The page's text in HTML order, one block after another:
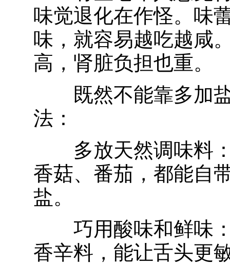
味觉退化在作怪。味
味，就容易越吃越咸
高，肾脏负担也重。
既然不能靠多加
法：
多放天然调味料
香菇、番茄，都能自
盐。
巧用酸味和鲜味
香辛料，能让舌头更